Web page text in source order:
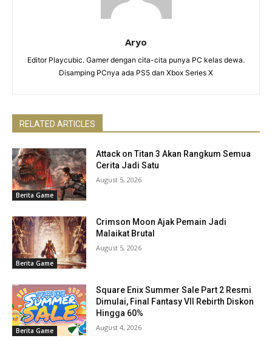
Aryo
Editor Playcubic. Gamer dengan cita-cita punya PC kelas dewa.
Disamping PCnya ada PS5 dan Xbox Series X
RELATED ARTICLES
Berita Game
Attack on Titan 3 Akan Rangkum Semua
Cerita Jadi Satu
August 5, 2026
Berita Game
Crimson Moon Ajak Pemain Jadi
Malaikat Brutal
August 5, 2026
Berita Game
Square Enix Summer Sale Part 2 Resmi
Dimulai, Final Fantasy VII Rebirth Diskon
Hingga 60%
August 4, 2026